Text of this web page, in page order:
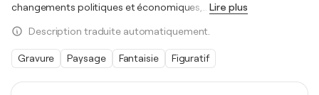
changements politiques et économiques,
Lire plus
Description traduite automatiquement.
Gravure Paysage Fantaisie Figuratif